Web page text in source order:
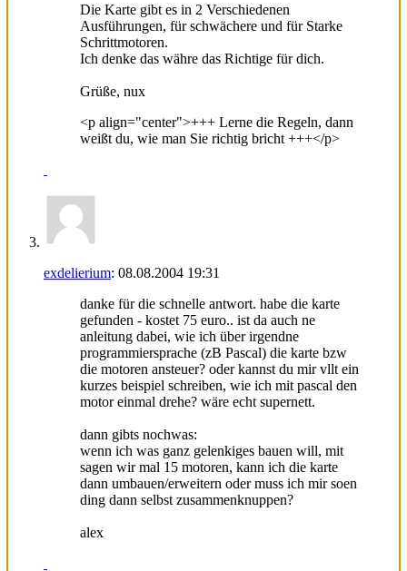
Die Karte gibt es in 2 Verschiedenen
Ausführungen, für schwächere und für Starke
Schrittmotoren.
Ich denke das währe das Richtige für dich.
Grüße, nux
<p align="center">+++ Lerne die Regeln, dann
weißt du, wie man Sie richtig bricht +++</p>
exdelierium: 08.08.2004 19:31
danke für die schnelle antwort. habe die karte
gefunden - kostet 75 euro.. ist da auch ne
anleitung dabei, wie ich über irgendne
programmiersprache (zB Pascal) die karte bzw
die motoren ansteuer? oder kannst du mir vllt ein
kurzes beispiel schreiben, wie ich mit pascal den
motor einmal drehe? wäre echt supernett.
dann gibts nochwas:
wenn ich was ganz gelenkiges bauen will, mit
sagen wir mal 15 motoren, kann ich die karte
dann umbauen/erweitern oder muss ich mir soen
ding dann selbst zusammenknuppen?
alex